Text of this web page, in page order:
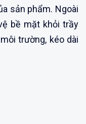
sản phẩm. Ngoài
bề mặt khỏi trầy
trường, kéo dài